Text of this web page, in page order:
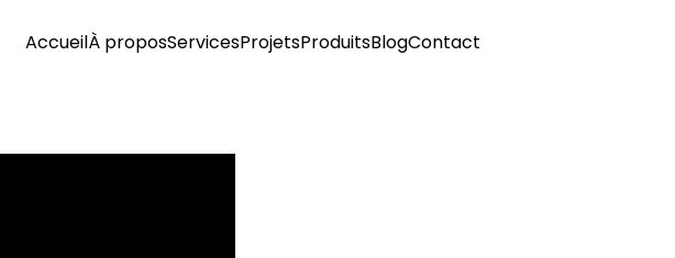
AccueilÀ proposServicesProjetsProduitsBlogContact